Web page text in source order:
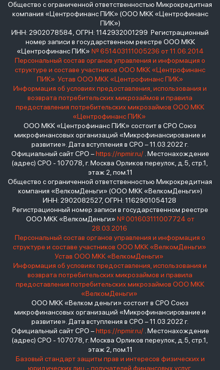
Общество с ограниченной ответственностью Микрокредитная
компания «Центрофинанс ПИК» (ООО МКК «Центрофинанс
ПИК»)
ИНН: 2902078584, ОГРН: 1142932001299 Регистрационный
номер записи в государственном реестре ООО МКК
«Центрофинанс ПИК» № 651403111005236 от 11.06.2014
Персональный состав органов управления и информация о
структуре и составе участников ООО МКК «Центрофинанс
ПИК» Устав ООО МКК «Центрофинанс ПИК»
Информация об условиях предоставления, использования и
возврата потребительских микрозаймов и правила
предоставления потребительских микрозаймов ООО МКК
«Центрофинанс ПИК»
ООО МКК «Центрофинанс ПИК» состоит в СРО Союз
микрофинансовых организаций «Микрофинансирование и
развитие». Дата вступления в СРО – 11.03.2022 г.
Официальный сайт СРО –https://npmir.ru/. Местонахождение
(адрес) СРО - 107078, г. Москва Орликов переулок, д.5, стр.1,
этаж 2, пом.11
Общество с ограниченной ответственностью Микрокредитная
компания «ВелкомДеньги» (ООО МКК «ВелкомДеньги»)
ИНН: 2902082527, ОГРН: 1162901054128
Регистрационный номер записи в государственном реестре
ООО МКК «ВелкомДеньги» № 001603111007724 от
28.03.2016
Персональный состав органов управления и информация о
структуре и составе участников ООО МКК «ВелкомДеньги»
Устав ООО МКК «ВелкомДеньги»
Информация об условиях предоставления, использования и
возврата потребительских микрозаймов и правила
предоставления потребительских микрозаймов ООО МКК
«ВелкомДеньги»
ООО МКК «Велком деньги» состоит в СРО Союз
микрофинансовых организаций «Микрофинансирование и
развитие». Дата вступления в СРО – 11.03.2022 г.
Официальный сайт СРО –https://npmir.ru/. Местонахождение
(адрес) СРО - 107078, г. Москва Орликов переулок, д.5, стр.1,
этаж 2, пом.11
Базовый стандарт защиты прав и интересов физических и
юридических лиц - получателей финансовых услуг,